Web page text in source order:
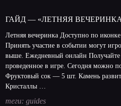
ГАЙД — «ЛЕТНЯЯ
Летняя вечеринка Доступно по
Принять участие в событии могут
выше. Ежедневный онлайн Получайте
проведенное в игре. Сегодня можно
Фруктовый сок — 5 шт. Камень
Кристаллы …
теги: guides